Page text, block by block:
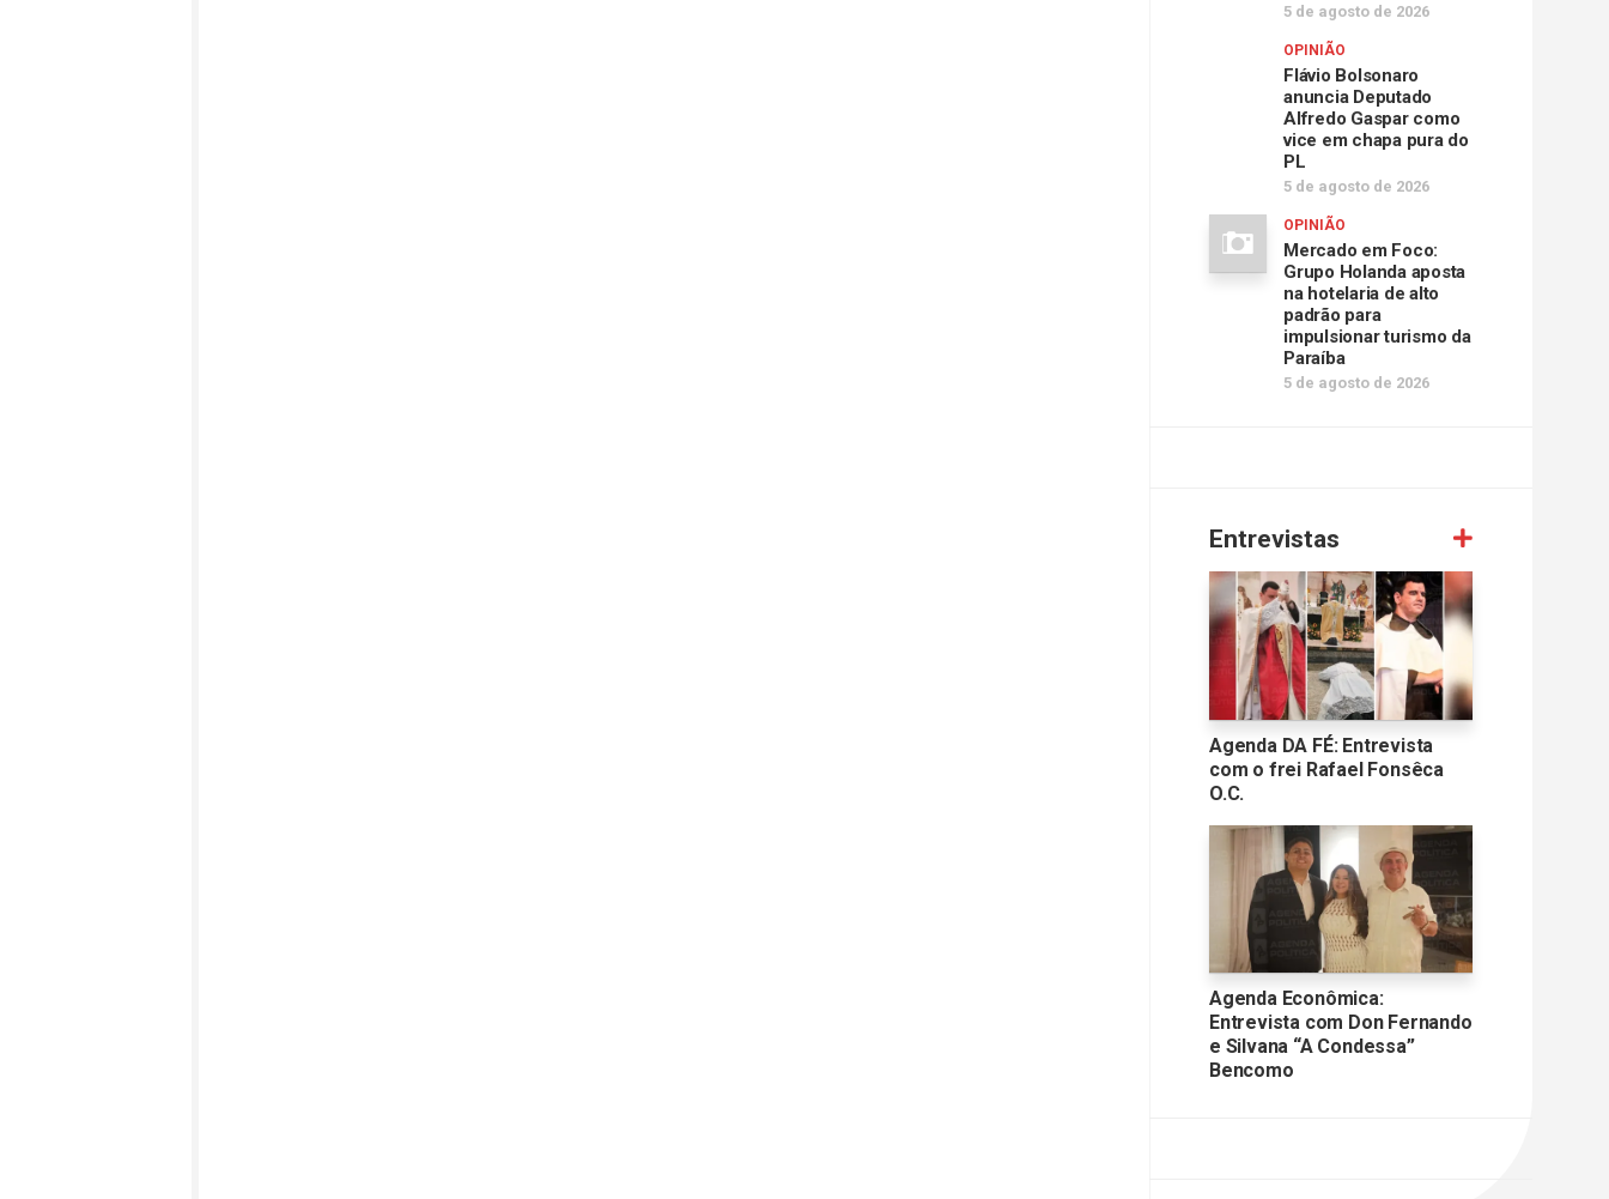
5 de agosto de 2026
OPINIÃO
Flávio Bolsonaro
anuncia Deputado
Alfredo Gaspar como
vice em chapa pura do
PL
5 de agosto de 2026
OPINIÃO
Mercado em Foco:
Grupo Holanda aposta
na hotelaria de alto
padrão para
impulsionar turismo da
Paraíba
5 de agosto de 2026
Entrevistas
Agenda DA FÉ: Entrevista
com o frei Rafael Fonsêca
O.C.
Agenda Econômica:
Entrevista com Don Fernando
e Silvana “A Condessa”
Bencomo